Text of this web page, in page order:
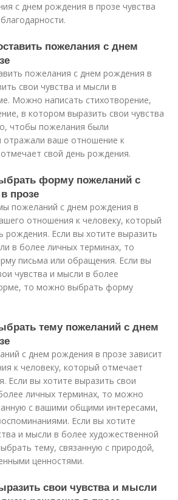
с днем рождения в прозе чувства
пожелания с днем
пожелания с днем рождения в
свои чувства и мысли в
Можно написать стихотворение,
в котором выразить свои чувства
чтобы пожелания были
отражали ваше отношение к
свой день рождения.
форму пожеланий с
прозе
пожеланий с днем рождения в
отношения к человеку, который
рождения. Если вы хотите выразить
в более личных терминах, то
письма или обращения. Если вы
чувства и мысли в более
то можно выбрать форму
тему пожеланий с днем
с днем рождения в прозе зависит
к человеку, который отмечает
Если вы хотите выразить свои
личных терминах, то можно
с вашими общими интересами,
Если вы хотите
и мысли в более художественной
тему, связанную с природой,
ценностями.
свои чувства и мысли